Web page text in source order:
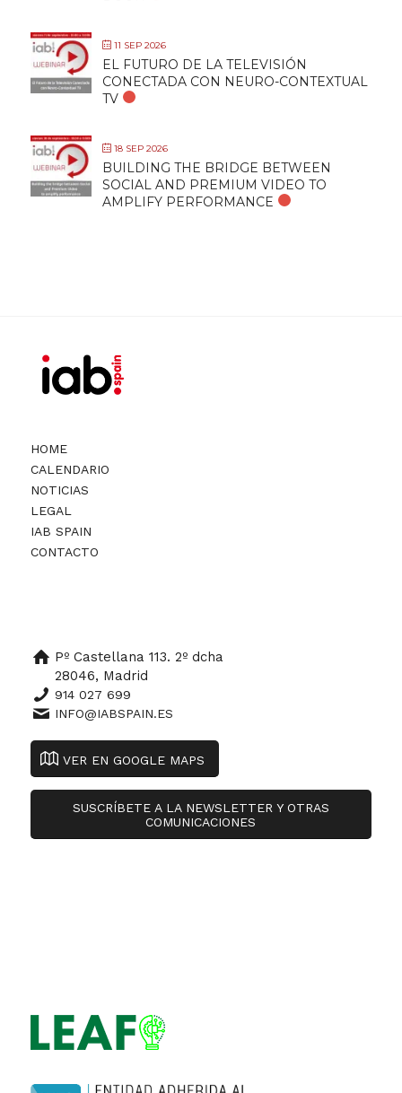
11 SEP 2026
EL FUTURO DE LA TELEVISIÓN
CONECTADA CON NEURO-CONTEXTUAL
TV
18 SEP 2026
BUILDING THE BRIDGE BETWEEN
SOCIAL AND PREMIUM VIDEO TO
AMPLIFY PERFORMANCE
HOME
CALENDARIO
NOTICIAS
LEGAL
IAB SPAIN
CONTACTO
Pº Castellana 113. 2º dcha
28046, Madrid
914 027 699
INFO@IABSPAIN.ES
VER EN GOOGLE MAPS
SUSCRÍBETE A LA NEWSLETTER Y OTRAS
COMUNICACIONES